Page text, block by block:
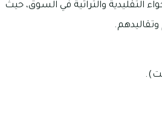
التقليدية والتراثية في السوق، حيث
وتقاليدهم.